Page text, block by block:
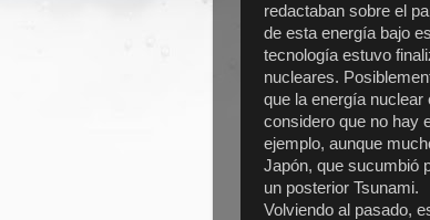
redactaban sobre el
de esta energía bajo
tecnología estuvo
nucleares.
que la energía nuclear
considero que no hay
ejemplo, aunque
Japón, que sucumbió
un posterior Tsunami.
Volviendo al pasado,